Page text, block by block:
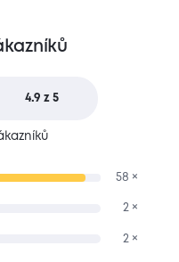
4.9 z 5
58 ×
2 ×
2 ×